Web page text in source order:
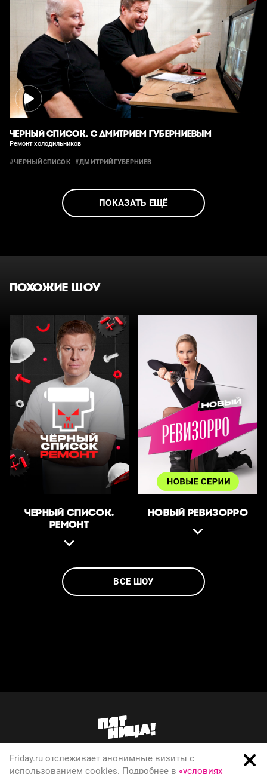
ЧЕРНЫЙ СПИСОК. С ДМИТРИЕМ ГУБЕРНИЕВЫМ
Ремонт холодильников
#ЧЕРНЫЙСПИСОК #ДМИТРИЙГУБЕРНИЕВ
ПОКАЗАТЬ ЕЩЁ
ПОХОЖИЕ ШОУ
ЧЕРНЫЙ СПИСОК.
РЕМОНТ
НОВЫЙ РЕВИЗОРРО
ВСЕ ШОУ
О телеканале
Friday.ru отслеживает анонимные визиты с
использованием cookies. Подробнее в «условиях